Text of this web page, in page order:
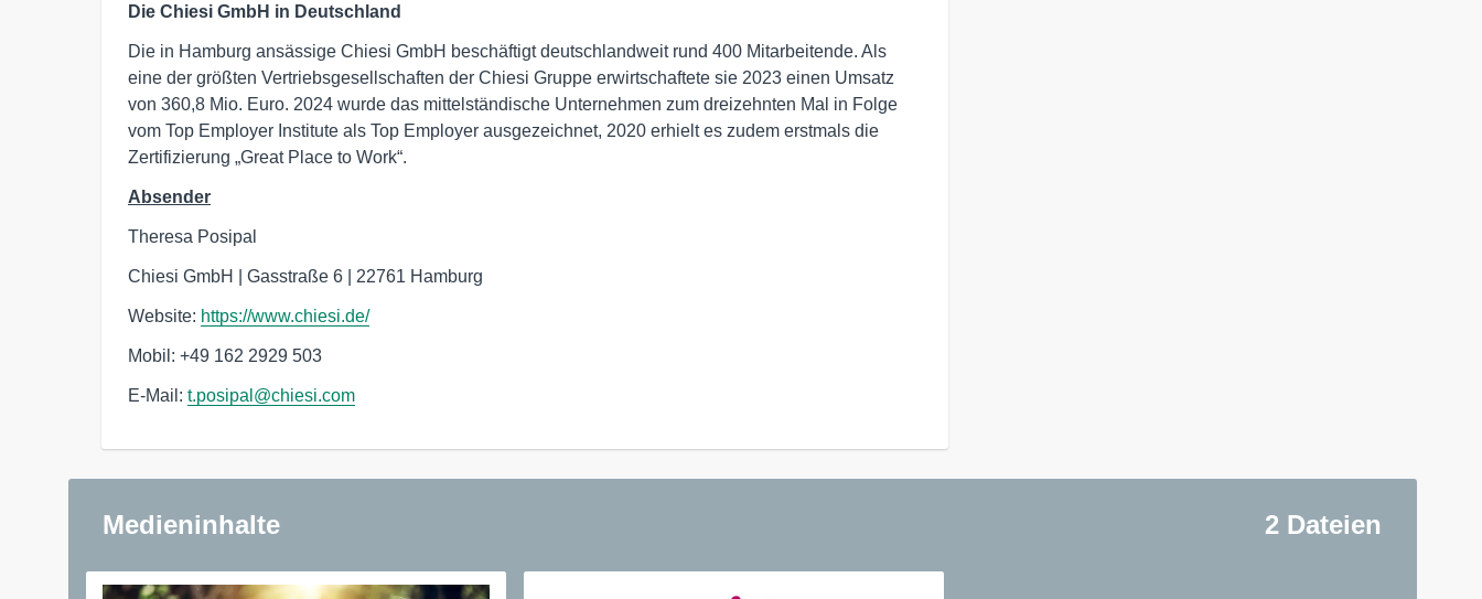
Die Chiesi GmbH in Deutschland
Die in Hamburg ansässige Chiesi GmbH beschäftigt deutschlandweit rund 400 Mitarbeitende. Als
eine der größten Vertriebsgesellschaften der Chiesi Gruppe erwirtschaftete sie 2023 einen Umsatz
von 360,8 Mio. Euro. 2024 wurde das mittelständische Unternehmen zum dreizehnten Mal in Folge
vom Top Employer Institute als Top Employer ausgezeichnet, 2020 erhielt es zudem erstmals die
Zertifizierung „Great Place to Work“.
Absender
Theresa Posipal
Chiesi GmbH | Gasstraße 6 | 22761 Hamburg
Website: https://www.chiesi.de/
Mobil: +49 162 2929 503
E-Mail: t.posipal@chiesi.com
Medieninhalte 2 Dateien